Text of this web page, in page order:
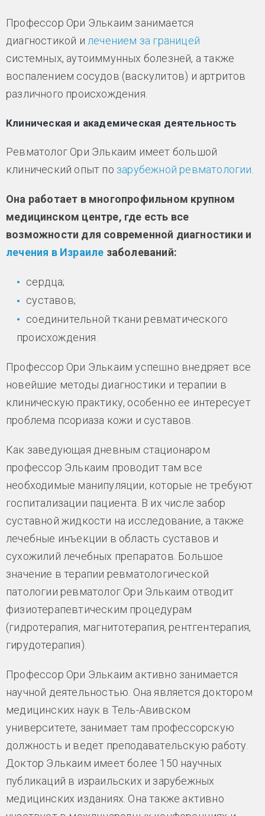
Профессор Ори Элькаим занимается
диагностикой и лечением за границей
системных, аутоиммунных болезней, а также
воспалением сосудов (васкулитов) и артритов
различного происхождения.
Клиническая и академическая деятельность
Ревматолог Ори Элькаим имеет большой
клинический опыт по зарубежной ревматологии
Она работает в многопрофильном крупном
медицинском центре, где есть все
возможности для современной диагностики и
лечения в Израиле заболеваний:
сердца;
суставов;
соединительной ткани ревматического
происхождения.
Профессор Ори Элькаим успешно внедряет все
новейшие методы диагностики и терапии в
клиническую практику, особенно ее интересует
проблема псориаза кожи и суставов.
Как заведующая дневным стационаром
профессор Элькаим проводит там все
необходимые манипуляции, которые не требуют
госпитализации пациента. В их числе забор
суставной жидкости на исследование, а также
лечебные инъекции в область суставов и
сухожилий лечебных препаратов. Большое
значение в терапии ревматологической
патологии ревматолог Ори Элькаим отводит
физиотерапевтическим процедурам
(гидротерапия, магнитотерапия, рентгентерапия,
гирудотерапия).
Профессор Ори Элькаим активно занимается
научной деятельностью. Она является доктором
медицинских наук в Тель-Авивском
университете, занимает там профессорскую
должность и ведет преподавательскую работу.
Доктор Элькаим имеет более 150 научных
публикаций в израильских и зарубежных
медицинских изданиях. Она также активно